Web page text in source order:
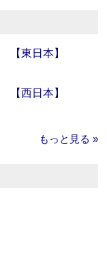
東日本】
西日本】
もっと見る »